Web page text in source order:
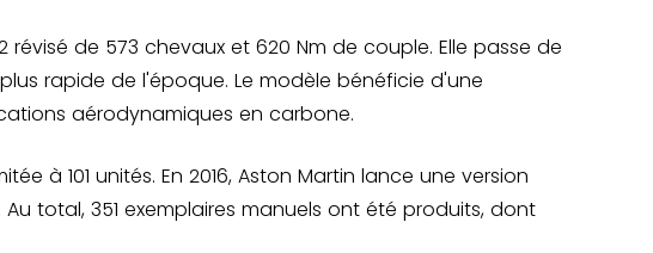
révisé de 573 chevaux et 620 Nm de couple. Elle passe de
rapide de l'époque. Le modèle bénéficie d'une
aérodynamiques en carbone.
à 101 unités. En 2016, Aston Martin lance une version
total, 351 exemplaires manuels ont été produits, dont